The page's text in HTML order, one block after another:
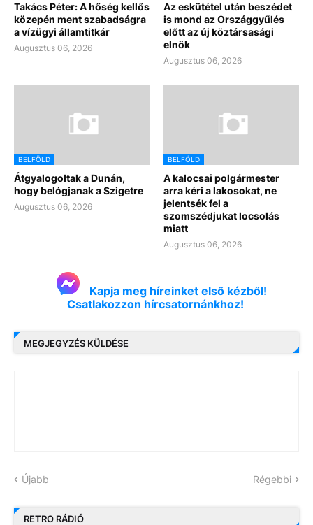
Takács Péter: A hőség kellős
közepén ment szabadságra
a vízügyi államtitkár
Augusztus 06, 2026
Az eskütétel után beszédet
is mond az Országgyűlés
előtt az új köztársasági
elnök
Augusztus 06, 2026
BELFÖLD
Átgyalogoltak a Dunán,
hogy belógjanak a Szigetre
Augusztus 06, 2026
BELFÖLD
A kalocsai polgármester
arra kéri a lakosokat, ne
jelentsék fel a
szomszédjukat locsolás
miatt
Augusztus 06, 2026
Kapja meg híreinket első kézből!
Csatlakozzon hírcsatornánkhoz!
MEGJEGYZÉS KÜLDÉSE
Újabb Régebbi
RETRO RÁDIÓ